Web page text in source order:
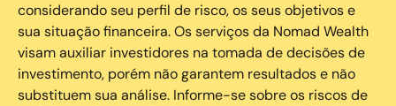
considerando seu perfil de risco, os seus objetivos e
sua situação financeira. Os serviços da Nomad Wealth
visam auxiliar investidores na tomada de decisões de
investimento, porém não garantem resultados e não
substituem sua análise. Informe-se sobre os riscos de